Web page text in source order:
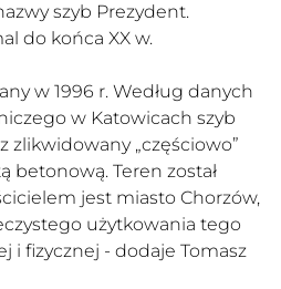
szyb Prezydent.
do końca XX w.
w 1996 r. Według danych
w Katowicach szyb
zlikwidowany „częściowo”
betonową. Teren został
jest miasto Chorzów,
użytkowania tego
i fizycznej - dodaje Tomasz